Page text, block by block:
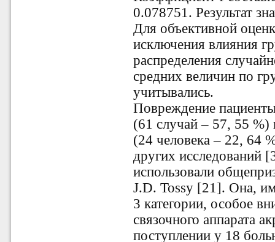
0.078751. Результат
Для объективной
исключения влияния
распределения
средних величин по
учитывались.
Повреждение
(61 случай – 57, 55 %)
(24 человека – 22, 64
других исследований
использовали
J.D. Tossy [21]. Она,
3 категории, особое
связочного аппарата
поступлении у 18